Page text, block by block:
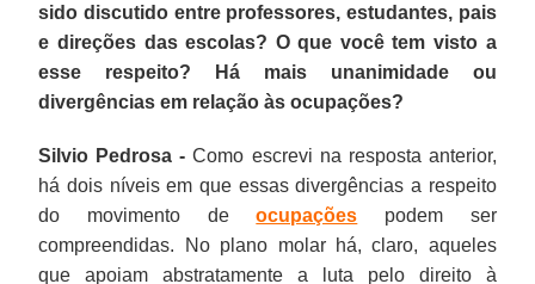
sido discutido entre professores, estudantes, pais
e direções das escolas? O que você tem visto a
esse respeito? Há mais unanimidade ou
divergências em relação às ocupações?
Silvio Pedrosa - Como escrevi na resposta anterior,
há dois níveis em que essas divergências a respeito
do movimento deocupações podem ser
compreendidas. No plano molar há, claro, aqueles
que apoiam abstratamente a luta pelo direito à